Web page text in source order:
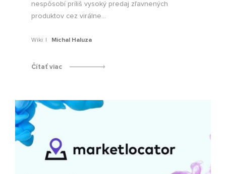
nespôsobí príliš vysoký predaj zľavnených
produktov cez virálne...
Wiki Michal Haluza
Čítať viac